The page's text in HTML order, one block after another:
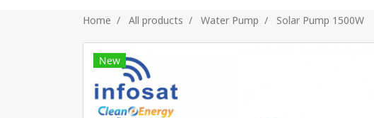
Home All products Water Pump Solar Pump 1500W
New